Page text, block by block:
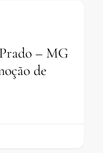
– MG
de